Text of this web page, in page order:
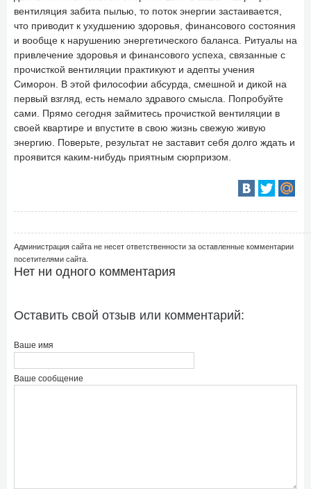
вентиляция забита пылью, то поток энергии застаивается,
что приводит к ухудшению здоровья, финансового состояния
и вообще к нарушению энергетического баланса. Ритуалы на
привлечение здоровья и финансового успеха, связанные с
прочисткой вентиляции практикуют и адепты учения
Симорон. В этой философии абсурда, смешной и дикой на
первый взгляд, есть немало здравого смысла. Попробуйте
сами. Прямо сегодня займитесь прочисткой вентиляции в
своей квартире и впустите в свою жизнь свежую живую
энергию. Поверьте, результат не заставит себя долго ждать и
проявится каким-нибудь приятным сюрпризом.
Администрация сайта не несет ответственности за оставленные комментарии
посетителями сайта.
Нет ни одного комментария
Оставить свой отзыв или комментарий:
Ваше имя
Ваше сообщение